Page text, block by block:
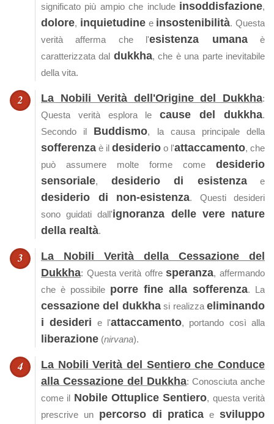
significato più ampio che include insoddisfazione,
dolore, inquietudinee insostenibilità. Questa
verità afferma che l'esistenza umanaè
caratterizzata dal dukkha, che è una parte inevitabile
della vita.
La Nobili Verità dell'Origine del Dukkha:
Questa verità esplora lecause del dukkha.
Secondo il Buddismo, la causa principale della
sofferenza è il desiderio o l'attaccamento, che
può assumere molte forme come desiderio
sensoriale, desiderio di esistenzae
desiderio di non-esistenza. Questi desideri
sono guidati dall'ignoranza delle vere nature
della realtà.
La Nobili Verità della Cessazione del
Dukkha: Questa verità offresperanza, affermando
che è possibile porre fine alla sofferenza. La
cessazione del dukkhasi realizzaeliminando
i desideri e l'attaccamento, portando così alla
liberazione (nirvana).
La Nobili Verità del Sentiero che Conduce
alla Cessazione del Dukkha: Conosciuta anche
come il Nobile Ottuplice Sentiero, questa verità
prescrive un percorso di pratica esviluppo